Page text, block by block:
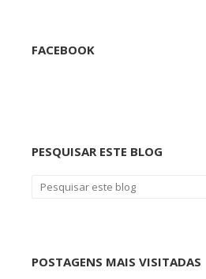
FACEBOOK
PESQUISAR ESTE BLOG
POSTAGENS MAIS VISITADAS